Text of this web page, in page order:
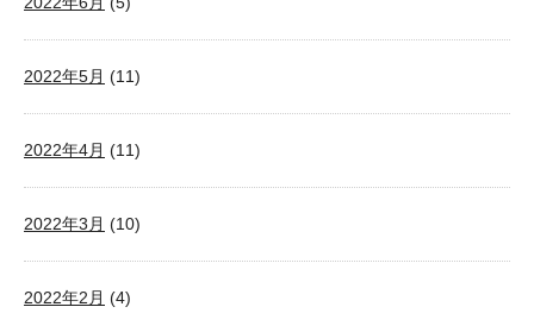
2022年5月 (11)
2022年4月 (11)
2022年3月 (10)
2022年2月 (4)